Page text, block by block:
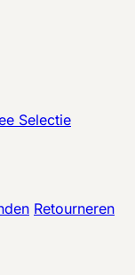
Selectie
Retourneren